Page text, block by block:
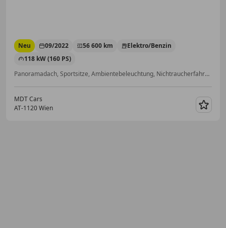
Neu 09/2022 56 600 km
Elektro/Benzin
118 kW (160 PS)
Panoramadach, Sportsitze, Ambientebeleuchtung, Nichtraucherfahrzeug, LED-Scheinwerfer, Zentralverriegelung, Scheckheftgepflegt, Totwinkel-Assistent
MDT Cars
AT-1120 Wien